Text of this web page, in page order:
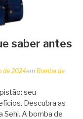
saber antes
de 2024em Bomba de
seu
Descubra as
Sehi. A bomba de